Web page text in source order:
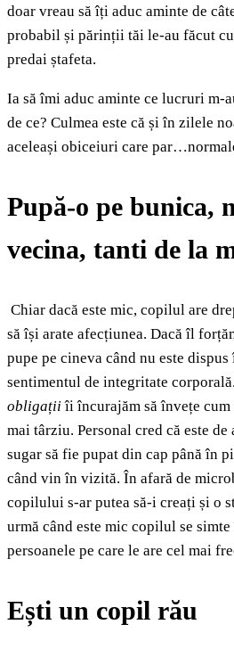
doar vreau să îți aduc aminte de
probabil și părinții tăi le-au făcut
predai ștafeta.
Ia să îmi aduc aminte ce lucruri m-
de ce? Culmea este că și în zilele
aceleași obiceiuri care
Pupă-o pe bunica,
vecina, tanti de la
Chiar dacă este mic, copilul are
să își arate afecțiunea. Dacă îl
pupe pe cineva când nu este
sentimentul de integritate
obligațiiîi încurajăm să învețe
mai târziu. Personal cred că este de
sugar să fie pupat din cap până în
când vin în vizită. În afară de
copilului s-ar putea să-i creați și o
urmă când este mic copilul se
persoanele pe care le are cel mai
Ești un copil rău